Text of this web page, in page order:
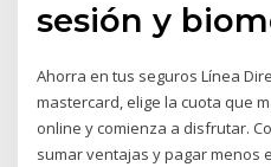
sesión y
Ahorra en tus seguros Línea
mastercard, elige la cuota que
online y comienza a disfrutar.
sumar ventajas y pagar menos